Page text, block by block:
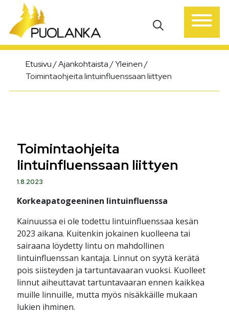
Päävalikko
Etusivu/Ajankohtaista/Yleinen/
Toimintaohjeita lintuinfluenssaan liittyen
Toimintaohjeita
lintuinfluenssaan liittyen
1.8.2023
Korkeapatogeeninen lintuinfluenssa
Kainuussa ei ole todettu lintuinfluenssaa kesän
2023 aikana. Kuitenkin jokainen kuolleena tai
sairaana löydetty lintu on mahdollinen
lintuinfluenssan kantaja. Linnut on syytä kerätä
pois siisteyden ja tartuntavaaran vuoksi. Kuolleet
linnut aiheuttavat tartuntavaaran ennen kaikkea
muille linnuille, mutta myös nisäkkäille mukaan
lukien ihminen.